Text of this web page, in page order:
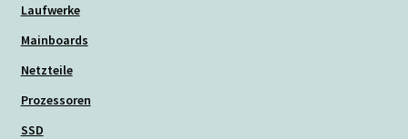
Laufwerke
Mainboards
Netzteile
Prozessoren
SSD